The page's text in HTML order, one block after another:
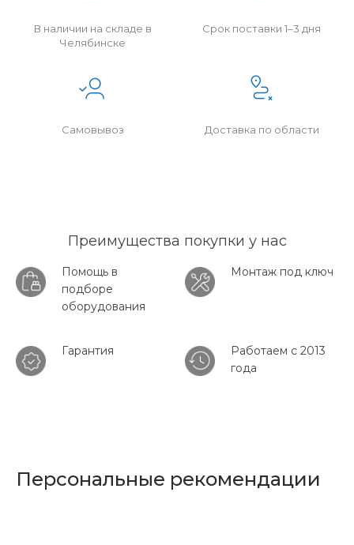
В наличии на складе в
Челябинске
Срок поставки 1–3 дня
Самовывоз Доставка по области
Преимущества покупки у нас
Помощь в
подборе
оборудования
Монтаж под ключ
Гарантия
Работаем с 2013
года
Персональные рекомендации